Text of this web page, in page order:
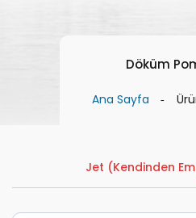
Döküm
Ana Sayfa
Jet (Kendinden